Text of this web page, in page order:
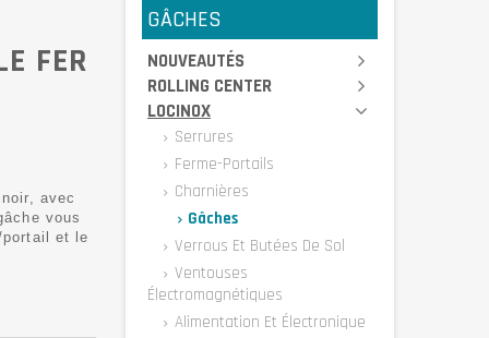
FER
avec
vous
portail et le
GÂCHES
NOUVEAUTÉS
ROLLING CENTER
LOCINOX
Serrures
Ferme-Portails
Charnières
Gâches
Verrous Et Butées De Sol
Ventouses
Électromagnétiques
Alimentation Et Électronique